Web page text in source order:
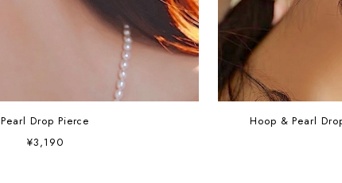
Pearl Drop Pierce
¥3,190
Hoop & Pearl